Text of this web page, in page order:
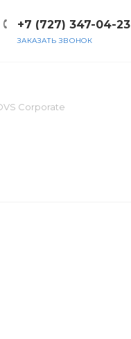
+7 (727) 347-04-23
ЗАКАЗАТЬ ЗВОНОК
Corporate